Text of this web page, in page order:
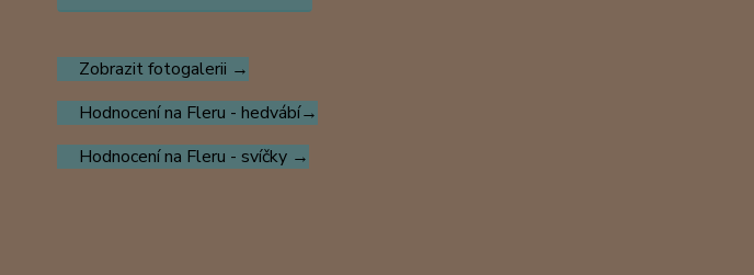
Zobrazit fotogalerii →
Hodnocení na Fleru - hedvábí→
Hodnocení na Fleru - svíčky →